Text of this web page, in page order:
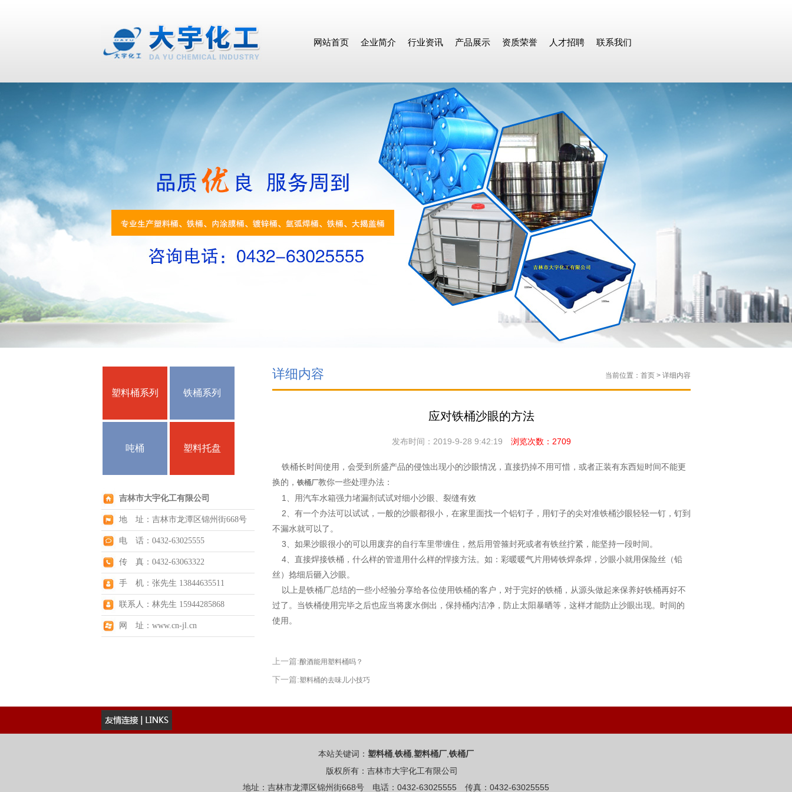
网站首页 企业简介 行业资讯 产品展示 资质荣誉 人才招聘 联系我们
塑料桶系列 铁桶系列
吨桶 塑料托盘
吉林市大宇化工有限公司
地 址：吉林市龙潭区锦州街668号
电 话：0432-63025555
传 真：0432-63063322
手 机：张先生 13844635511
联系人：林先生 15944285868
网 址：www.cn-jl.cn
详细内容 当前位置：首页 > 详细内容
应对铁桶沙眼的方法
发布时间：2019-9-28 9:42:19 浏览次数：2709
铁桶长时间使用，会受到所盛产品的侵蚀出现小的沙眼情况，直接扔掉不用可惜，或者正装有东西短时间不能更
换的， 铁桶厂教你一些处理办法：
1、用汽车水箱强力堵漏剂试试对细小沙眼、裂缝有效
2、有一个办法可以试试，一般的沙眼都很小，在家里面找一个铝钉子，用钉子的尖对准铁桶沙眼轻轻一钉，钉到
不漏水就可以了。
3、如果沙眼很小的可以用废弃的自行车里带缠住，然后用管箍封死或者有铁丝拧紧，能坚持一段时间。
4、直接焊接铁桶，什么样的管道用什么样的悍接方法。如：彩暖暖气片用铸铁焊条焊，沙眼小就用保险丝（铅
丝）捻细后砸入沙眼。
以上是铁桶厂总结的一些小经验分享给各位使用铁桶的客户，对于完好的铁桶，从源头做起来保养好铁桶再好不
过了。当铁桶使用完毕之后也应当将废水倒出，保持桶内洁净，防止太阳暴晒等，这样才能防止沙眼出现。时间的
使用。
上一篇:酿酒能用塑料桶吗？
下一篇:塑料桶的去味儿小技巧
本站关键词： 塑料桶 铁桶 塑料桶厂 铁桶厂
版权所有：吉林市大宇化工有限公司
地址：吉林市龙潭区锦州街668号 电话：0432-63025555 传真：0432-63025555